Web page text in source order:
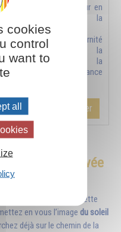
Trouver le bonheur en
recherchant la
perfection,
l’immensité, l’éternité
et obtenir la
connaissance, la
richesse, la puissance
Ajouter
cette idée élevée
image qui concrétise cette
en vous l’image du soleil
déjà sur le chemin de la
cookies
control
want to
all